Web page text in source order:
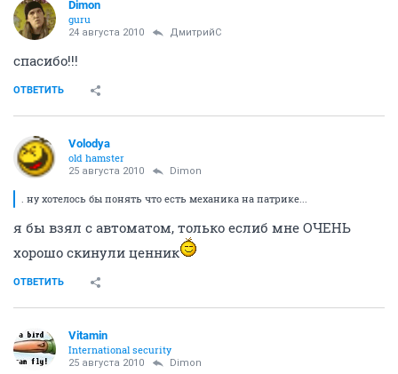
Dimon
guru
24 августа 2010 ДмитрийС
спасибо!!!
ОТВЕТИТЬ
Volodya
old hamster
25 августа 2010 Dimon
. ну хотелось бы понять что есть механика на патрике...
я бы взял с автоматом, только еслиб мне ОЧЕНЬ
хорошо скинули ценник
ОТВЕТИТЬ
Vitamin
International security
25 августа 2010 Dimon